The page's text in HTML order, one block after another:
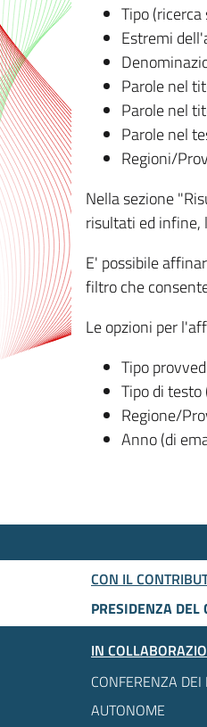
Tipo
Estremi
Parole nel
Parole nel
Parole nel
Regioni/
Nella sezione
risultati ed
E' possibile
filtro che
Le opzioni per
Tipo
Tipo di
Regione/
Anno (di
CON IL
PRESIDENZA
IN
CONFERENZA
AUTONOME